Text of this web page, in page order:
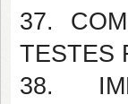
37.
TESTES
38.